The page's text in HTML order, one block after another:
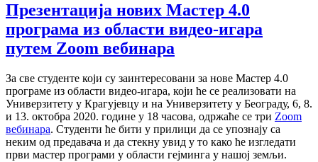
Презентација нових Мастер 4.0
програма из области видео-игара
путем Zoom вебинара
За све студенте који су заинтересовани за нове Мастер 4.0
програме из области видео-игара, који ће се реализовати на
Универзитету у Крагујевцу и на Универзитету у Београду, 6, 8.
и 13. октобра 2020. године у 18 часова, одржаће се три Zoom
вебинара. Студенти ће бити у прилици да се упознају са
неким од предавача и да стекну увид у то како ће изгледати
први мастер програми у области гејминга у нашој земљи.